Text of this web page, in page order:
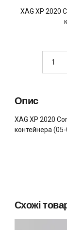
XAG XP 2020
Опис
XAG XP 2020
контейнера
Схожі